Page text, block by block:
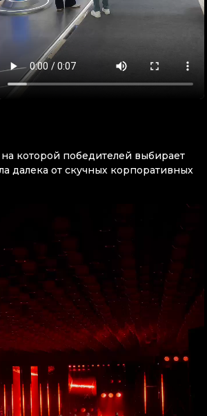
которой победителей выбирает
от скучных корпоративных